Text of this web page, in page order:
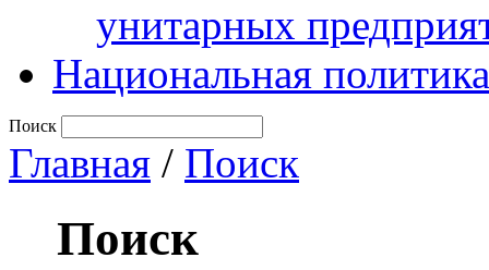
унитарных
Национальная политика
Поиск
Главная / Поиск
Поиск